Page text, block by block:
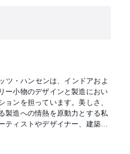
ツ・ハンセンは、インドアおよ
ー小物のデザインと製造におい
ンを担っています。美しさ、
製造への情熱を原動力とする私
ティストやデザイナー、建築家
の北欧のライフスタイルを表現